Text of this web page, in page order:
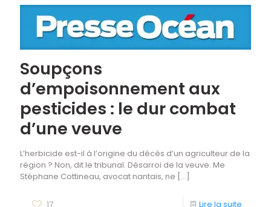
Soupçons
d’empoisonnement aux
pesticides : le dur combat
d’une veuve
L’herbicide est-il à l’origine du décès d’un agriculteur de la
région ? Non, dit le tribunal. Désarroi de la veuve. Me
Stéphane Cottineau, avocat nantais, ne […]
17 Lire la suite